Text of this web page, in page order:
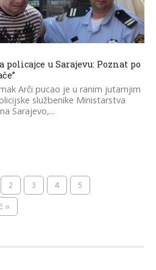
u Sarajevu: Poznat po
Arči pucao je u ranim jutarnjim
službenike Ministarstva
Sarajevo,...
2 3 4
5
»